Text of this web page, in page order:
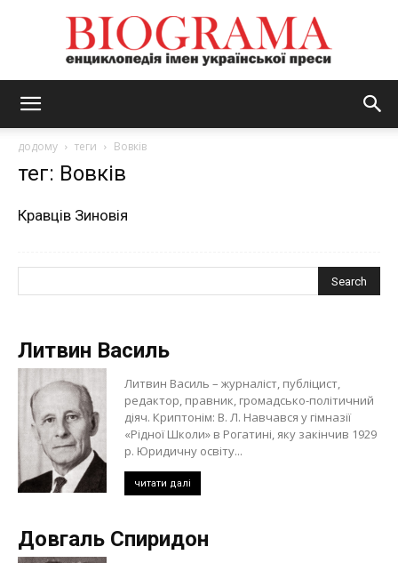
додому теги Вовків
тег: Вовків
Кравців Зиновія
Литвин Василь
Литвин Василь – журналіст, публіцист,
редактор, правник, громадсько-політичний
діяч. Криптонім: В. Л. Навчався у гімназії
«Рідної Школи» в Рогатині, яку закінчив 1929
р. Юридичну освіту...
читати далі
Довгаль Спиридон